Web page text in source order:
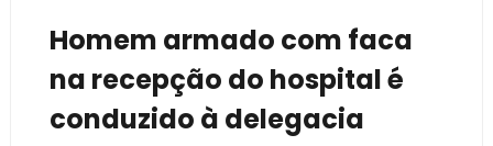
Homem armado com faca
na recepção do hospital é
conduzido à delegacia